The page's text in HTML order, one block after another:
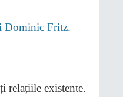
Dominic Fritz.
relațiile existente.